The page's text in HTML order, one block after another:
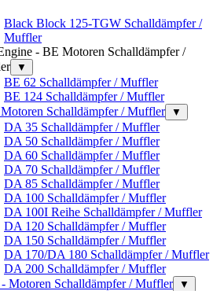
Black Block 125-TGW Schalldämpfer /
Muffler
- BE Motoren Schalldämpfer /
▼
BE 62 Schalldämpfer / Muffler
BE 124 Schalldämpfer / Muffler
Schalldämpfer / Muffler
▼
DA 35 Schalldämpfer / Muffler
DA 50 Schalldämpfer / Muffler
DA 60 Schalldämpfer / Muffler
DA 70 Schalldämpfer / Muffler
DA 85 Schalldämpfer / Muffler
DA 100 Schalldämpfer / Muffler
DA 100I Reihe Schalldämpfer / Muffler
DA 120 Schalldämpfer / Muffler
DA 150 Schalldämpfer / Muffler
DA 170/DA 180 Schalldämpfer / Muffler
DA 200 Schalldämpfer / Muffler
Motoren Schalldämpfer / Muffler
▼